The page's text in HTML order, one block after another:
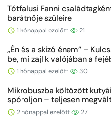
Tótfalusi Fanni
barátnője szüleire
1 hónappal ezelőtt 21
„Én és a skizó énem” –
be, mi zajlik valójában a
1 hónappal ezelőtt 30
Mikrobuszba költözött
spóroljon – teljesen
2 hónappal ezelőtt 27